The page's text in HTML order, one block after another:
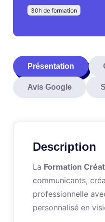
30h de formation
Présentation
Avis Google
Description
La Formation
communicants,
professionnelle
personnalisé en